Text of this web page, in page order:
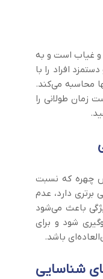
و غیاب است و به
افراد را با
محاسبه می‌کند.
زمان طولانی را
چهره که نسبت
برتری دارد، عدم
باعث می‌شود
شود و برای
باشد.
شناسایی